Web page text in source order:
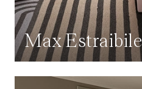
Max Estraibile